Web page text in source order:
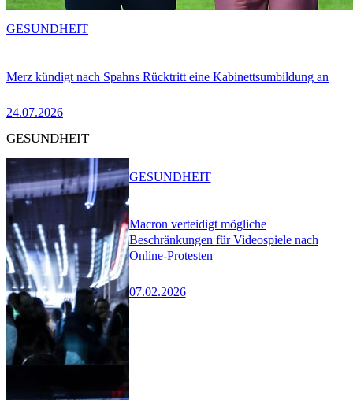
Merz kündigt nach Spahns Rücktritt eine Kabinettsumbildung an
24.07.2026
GESUNDHEIT
GESUNDHEIT
Macron verteidigt mögliche
Beschränkungen für Videospiele nach
Online-Protesten
07.02.2026
GESUNDHEIT